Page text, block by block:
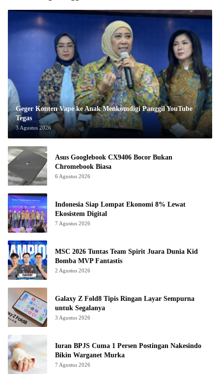
Geger Konten Vape ke Anak Menkomdigi Panggil YouTube
Tegas
3 Agustus 2026
Asus Googlebook CX9406 Bocor Bukan
Chromebook Biasa
6 Agustus 2026
Indonesia Siap Lompat Ekonomi 8% Lewat
Ekosistem Digital
7 Agustus 2026
MSC 2026 Tuntas Team Spirit Juara Dunia Kid
Bomba MVP Fantastis
2 Agustus 2026
Galaxy Z Fold8 Tipis Ringan Layar Sempurna
untuk Segalanya
3 Agustus 2026
Iuran BPJS Cuma 1 Persen Postingan Nakesindo
Bikin Warganet Murka
7 Agustus 2026